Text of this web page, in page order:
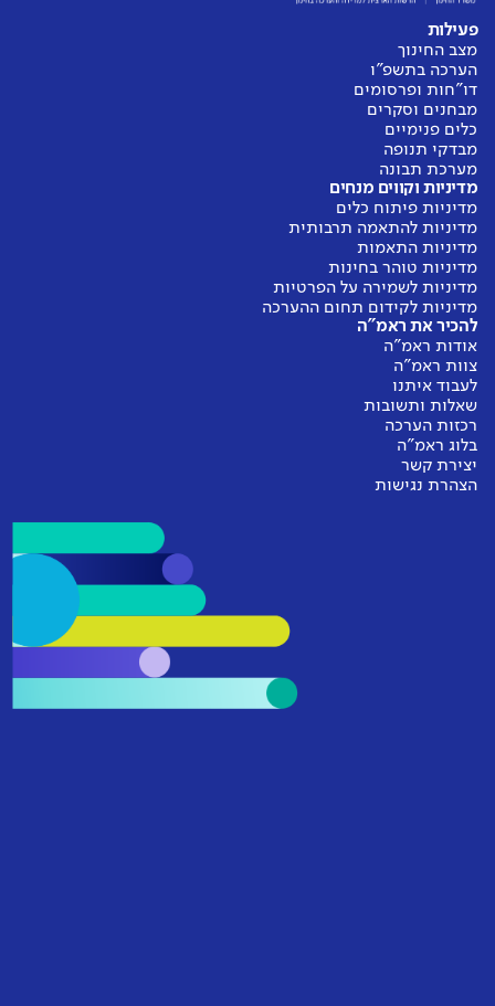
פעילות
מצב החינוך
הערכה בתשפ"ו
דו"חות ופרסומים
מבחנים וסקרים
כלים פנימיים
מבדקי תנופה
מערכת תבונה
מדיניות וקווים מנחים
מדיניות פיתוח כלים
מדיניות להתאמה תרבותית
מדיניות התאמות
מדיניות טוהר בחינות
מדיניות לשמירה על הפרטיות
מדיניות לקידום תחום ההערכה
להכיר את ראמ"ה
אודות ראמ"ה
צוות ראמ"ה
לעבוד איתנו
שאלות ותשובות
רכזות הערכה
בלוג ראמ"ה
יצירת קשר
הצהרת נגישות